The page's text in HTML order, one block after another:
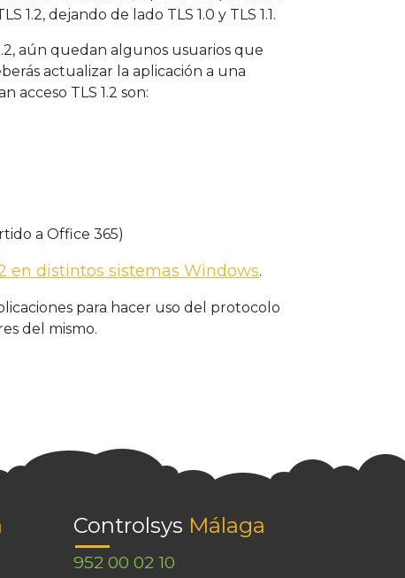
1.2, dejando de lado TLS 1.0 y TLS 1.1.
aún quedan algunos usuarios que
actualizar la aplicación a una
acceso TLS 1.2 son:
a Office 365)
en distintos sistemas Windows.
para hacer uso del protocolo
del mismo.
Controlsys Málaga
952 00 02 10